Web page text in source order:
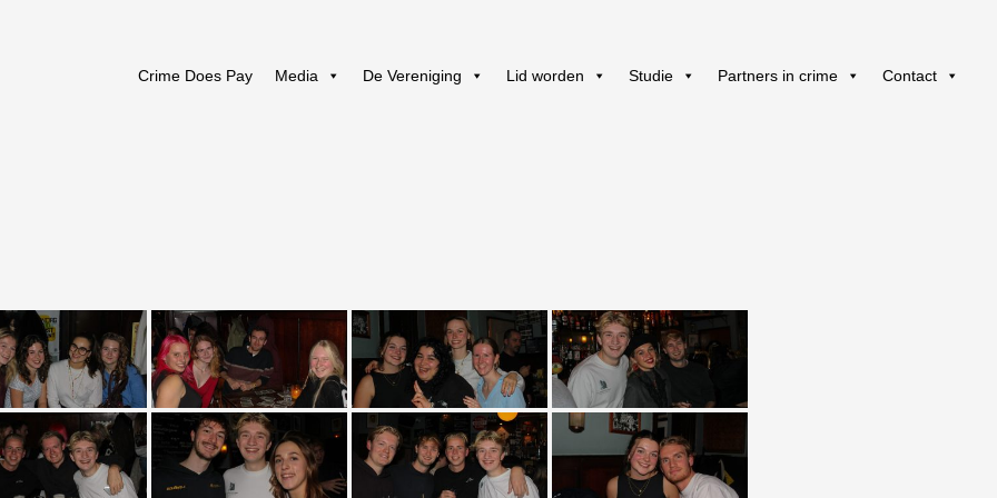
Crime Does Pay Media De Vereniging Lid worden Studie Partners in crime Contact